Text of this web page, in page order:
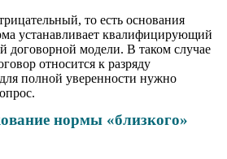
то есть основания
устанавливает квалифицирующий
договорной модели. В таком случае
относится к разряду
полной уверенности нужно
нормы «близкого»